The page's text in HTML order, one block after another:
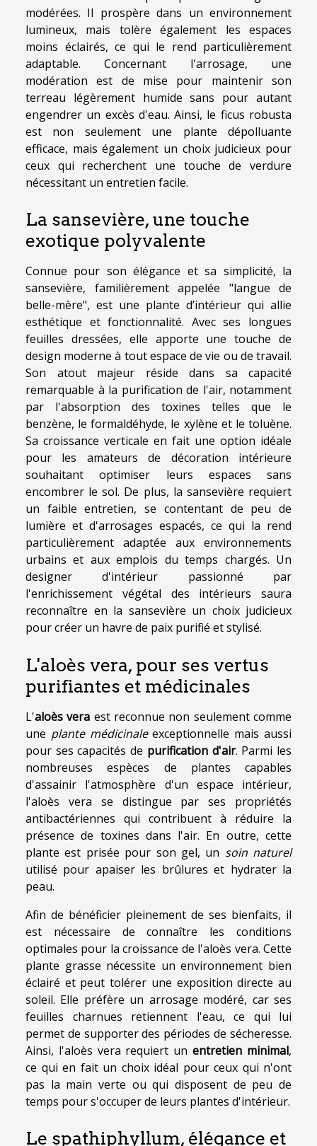
modérées. Il prospère dans un environnement
lumineux, mais tolère également les espaces
moins éclairés, ce qui le rend particulièrement
adaptable. Concernant l'arrosage, une
modération est de mise pour maintenir son
terreau légèrement humide sans pour autant
engendrer un excès d'eau. Ainsi, le ficus robusta
est non seulement une plante dépolluante
efficace, mais également un choix judicieux pour
ceux qui recherchent une touche de verdure
nécessitant un entretien facile.
La sansevière, une touche
exotique polyvalente
Connue pour son élégance et sa simplicité, la
sansevière, familièrement appelée "langue de
belle-mère", est une plante d’intérieur qui allie
esthétique et fonctionnalité. Avec ses longues
feuilles dressées, elle apporte une touche de
design moderne à tout espace de vie ou de travail.
Son atout majeur réside dans sa capacité
remarquable à la purification de l'air, notamment
par l'absorption des toxines telles que le
benzène, le formaldéhyde, le xylène et le toluène.
Sa croissance verticale en fait une option idéale
pour les amateurs de décoration intérieure
souhaitant optimiser leurs espaces sans
encombrer le sol. De plus, la sansevière requiert
un faible entretien, se contentant de peu de
lumière et d'arrosages espacés, ce qui la rend
particulièrement adaptée aux environnements
urbains et aux emplois du temps chargés. Un
designer d'intérieur passionné par
l'enrichissement végétal des intérieurs saura
reconnaître en la sansevière un choix judicieux
pour créer un havre de paix purifié et stylisé.
L'aloès vera, pour ses vertus
purifiantes et médicinales
L'aloès vera est reconnue non seulement comme
une plante médicinaleexceptionnelle mais aussi
pour ses capacités de purification d'air. Parmi les
nombreuses espèces de plantes capables
d'assainir l'atmosphère d'un espace intérieur,
l'aloès vera se distingue par ses propriétés
antibactériennes qui contribuent à réduire la
présence de toxines dans l'air. En outre, cette
plante est prisée pour son gel, un soin naturel
utilisé pour apaiser les brûlures et hydrater la
peau.
Afin de bénéficier pleinement de ses bienfaits, il
est nécessaire de connaître les conditions
optimales pour la croissance de l'aloès vera. Cette
plante grasse nécessite un environnement bien
éclairé et peut tolérer une exposition directe au
soleil. Elle préfère un arrosage modéré, car ses
feuilles charnues retiennent l'eau, ce qui lui
permet de supporter des périodes de sécheresse.
Ainsi, l'aloès vera requiert unentretien minimal,
ce qui en fait un choix idéal pour ceux qui n'ont
pas la main verte ou qui disposent de peu de
temps pour s'occuper de leurs plantes d'intérieur.
Le spathiphyllum, élégance et